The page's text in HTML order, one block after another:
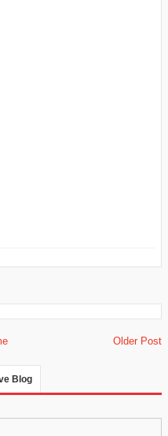
Older Post
Blog